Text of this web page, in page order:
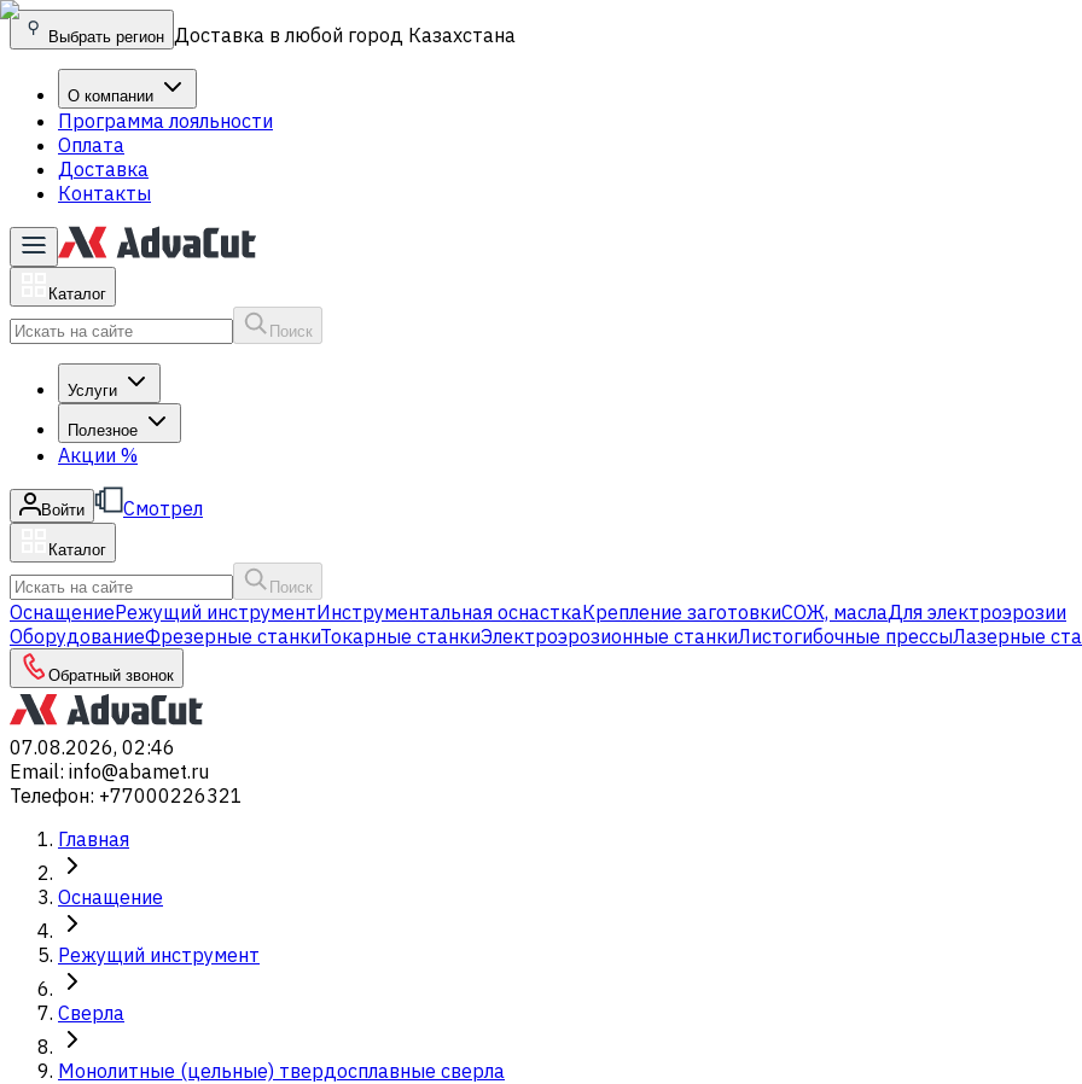
Выбрать регион Доставка в любой город Казахстана
О компании
Программа лояльности
Оплата
Доставка
Контакты
Каталог
Поиск
Услуги
Полезное
Акции %
Войти Смотрел
Каталог
Поиск
ОснащениеРежущий инструментИнструментальная оснасткаКрепление заготовкиСОЖ, маслаДля электроэрозии
ОборудованиеФрезерные станкиТокарные станкиЭлектроэрозионные станкиЛистогибочные прессыЛазерные
Обратный звонок
07.08.2026, 02:46
Email: info@abamet.ru
Телефон: +77000226321
Главная
Оснащение
Режущий инструмент
Сверла
Монолитные (цельные) твердосплавные сверла